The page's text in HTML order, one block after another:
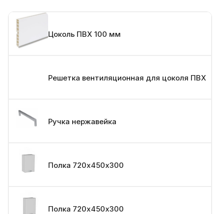
Цоколь ПВХ 100 мм
Решетка вентиляционная для цоколя ПВХ
Ручка нержавейка
Полка 720х450х300
Полка 720х450х300